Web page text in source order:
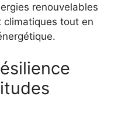
renouvelables
climatiques tout en